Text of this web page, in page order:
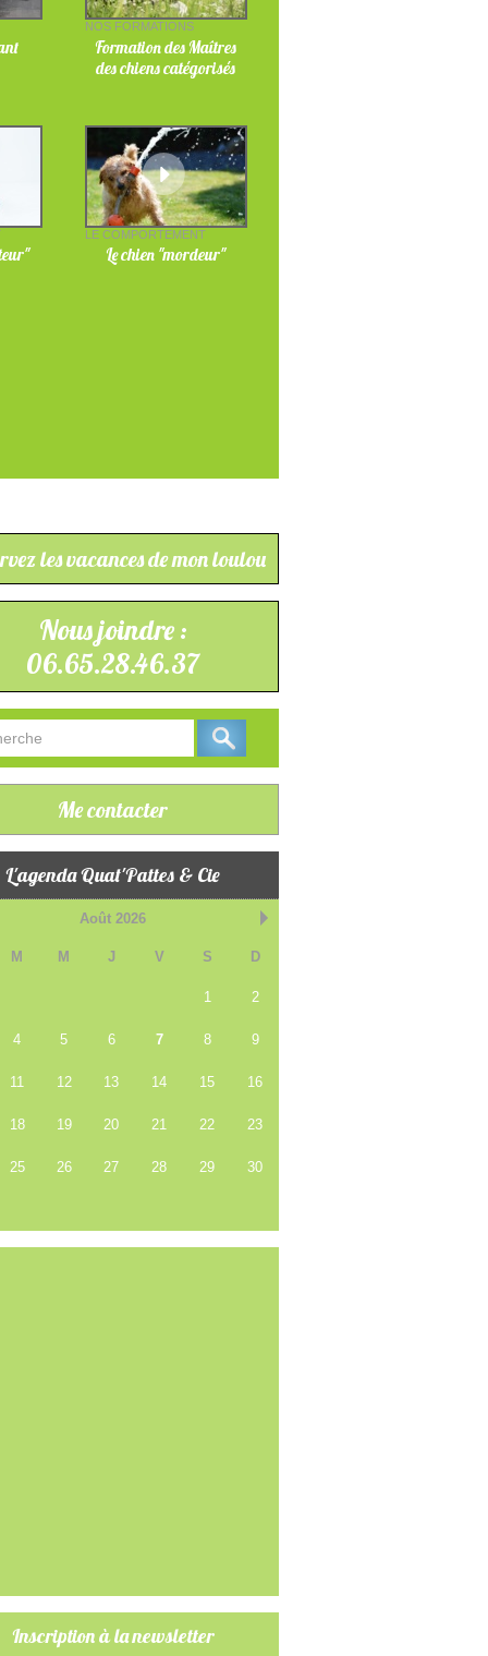
NOS FORMATIONS
Formation des Maîtres
des chiens catégorisés
LE COMPORTEMENT
Le chien "mordeur"
les vacances de mon loulou
Nous joindre :
06.65.28.46.37
Me contacter
L'agenda Quat'Pattes & Cie
Août 2026
M M J V S D
1 2
4 5 6 7 8 9
11 12 13 14 15 16
18 19 20 21 22 23
25 26 27 28 29 30
Inscription à la newsletter